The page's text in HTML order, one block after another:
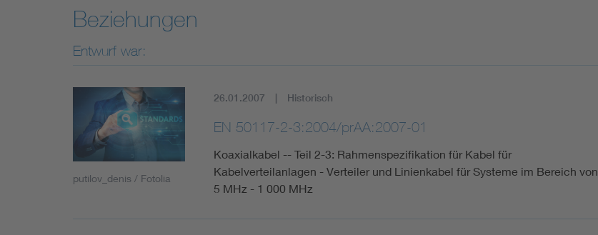
Smart Cities
Beziehungen
Entwurf war:
putilov_denis / Fotolia
26.01.2007 Historisch
EN 50117-2-3:2004/prAA:2007-01
Koaxialkabel -- Teil 2-3: Rahmenspezifikation für Kabel für
Kabelverteilanlagen - Verteiler und Linienkabel für Systeme im Bereich von
5 MHz - 1 000 MHz